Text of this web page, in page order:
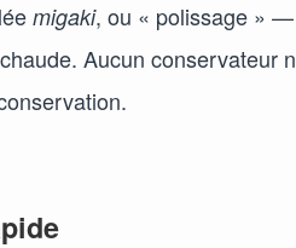
migaki, ou « polissage »
Aucun conservateur